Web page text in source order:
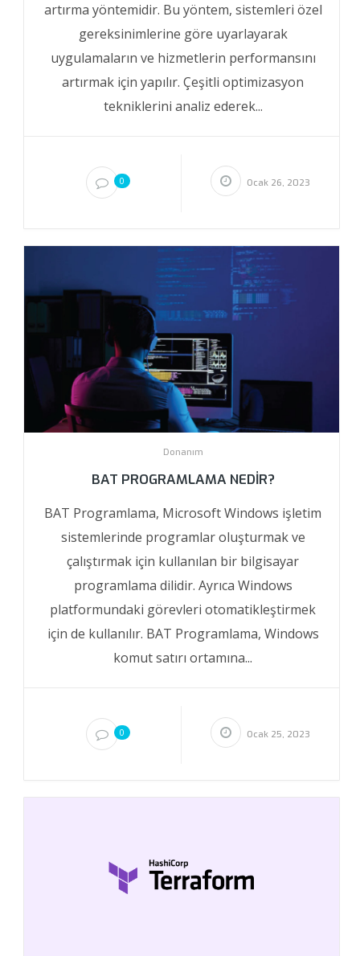
artırma yöntemidir. Bu yöntem, sistemleri özel
gereksinimlerine göre uyarlayarak
uygulamaların ve hizmetlerin performansını
artırmak için yapılır. Çeşitli optimizasyon
tekniklerini analiz ederek...
0 Ocak 26, 2023
Donanım
BAT PROGRAMLAMA NEDIR?
BAT Programlama, Microsoft Windows işletim
sistemlerinde programlar oluşturmak ve
çalıştırmak için kullanılan bir bilgisayar
programlama dilidir. Ayrıca Windows
platformundaki görevleri otomatikleştirmek
için de kullanılır. BAT Programlama, Windows
komut satırı ortamına...
0 Ocak 25, 2023